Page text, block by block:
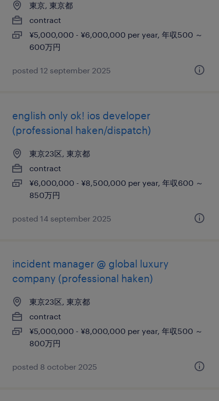
東京, 東京都
contract
¥5,000,000 - ¥6,000,000 per year, 年収500 ～
600万円
posted 12 september 2025
english only ok! ios developer
(professional haken/dispatch)
東京23区, 東京都
contract
¥6,000,000 - ¥8,500,000 per year, 年収600 ～
850万円
posted 14 september 2025
incident manager @ global luxury
company (professional haken)
東京23区, 東京都
contract
¥5,000,000 - ¥8,000,000 per year, 年収500 ～
800万円
posted 8 october 2025